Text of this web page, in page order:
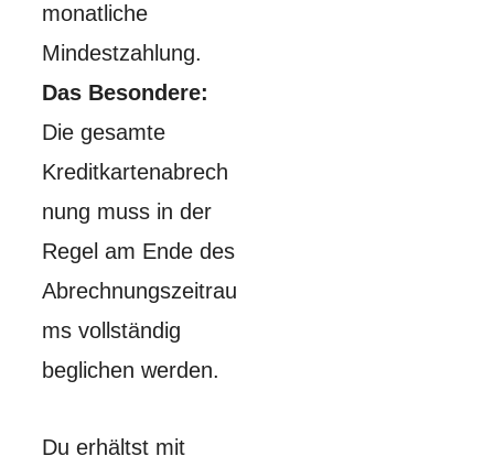
monatliche
Mindestzahlung.
Das Besondere:
Die gesamte
Kreditkartenabrech
nung muss in der
Regel am Ende des
Abrechnungszeitrau
ms vollständig
beglichen werden.
Du erhältst mit